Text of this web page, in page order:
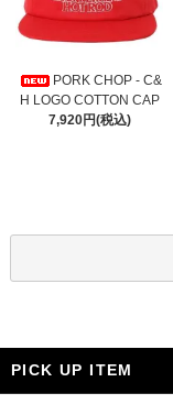
PORK CHOP - C&
H LOGO COTTON CAP
7,920円(税込)
PICK UP ITEM